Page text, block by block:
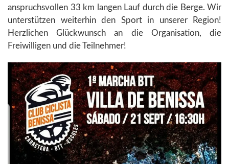
anspruchsvollen 33 km langen Lauf durch die Berge. Wir
unterstützen weiterhin den Sport in unserer Region!
Herzlichen Glückwunsch an die Organisation, die
Freiwilligen und die Teilnehmer!